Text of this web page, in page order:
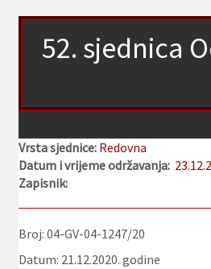
52. sjednica
Vrsta sjednice: Redovna
Datum i vrijeme održavanja:
Zapisnik:
Broj: 04-GV-04-1247/20
Datum: 21.12.2020. godine